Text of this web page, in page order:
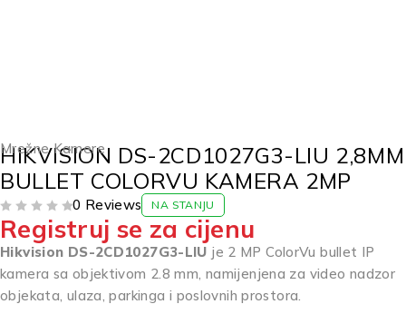
Mrežne Kamere
HIKVISION DS-2CD1027G3-LIU 2,8MM
BULLET COLORVU KAMERA 2MP
0 Reviews NA STANJU
Registruj se za cijenu
Hikvision DS-2CD1027G3-LIU je 2 MP ColorVu bullet IP
kamera sa objektivom 2.8 mm, namijenjena za video nadzor
objekata, ulaza, parkinga i poslovnih prostora.